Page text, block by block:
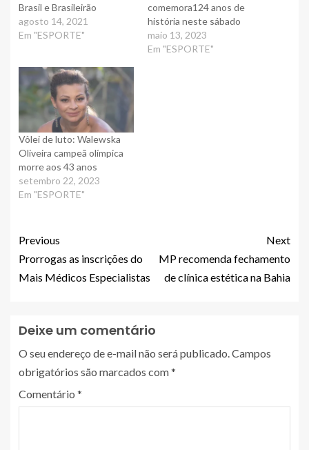
Brasil e Brasileirão
agosto 14, 2021
Em "ESPORTE"
comemora124 anos de
história neste sábado
maio 13, 2023
Em "ESPORTE"
Vôlei de luto: Walewska
Oliveira campeã olímpica
morre aos 43 anos
setembro 22, 2023
Em "ESPORTE"
Previous
Prorrogas as inscrições do
Mais Médicos Especialistas
Next
MP recomenda fechamento
de clínica estética na Bahia
Deixe um comentário
O seu endereço de e-mail não será publicado.Campos
obrigatórios são marcados com*
Comentário *